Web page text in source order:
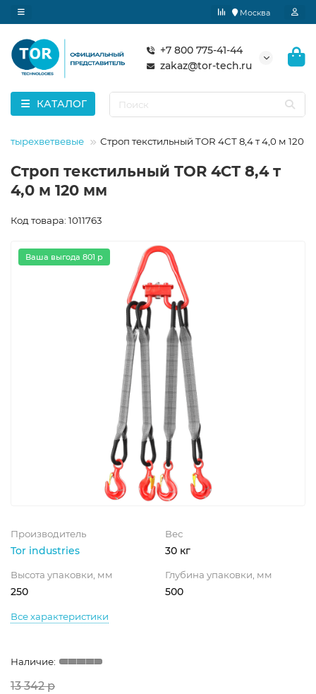
Москва
+7 800 775-41-44
zakaz@tor-tech.ru
КАТАЛОГ
Строп текстильный TOR 4СТ 8,4 т 4,0 м 120
Строп текстильный TOR 4СТ 8,4 т
4,0 м 120 мм
Код товара: 1011763
Ваша выгода 801 р
Производитель
Tor industries
Вес
30 кг
Высота упаковки, мм
250
Глубина упаковки, мм
500
Все характеристики
13 342 р